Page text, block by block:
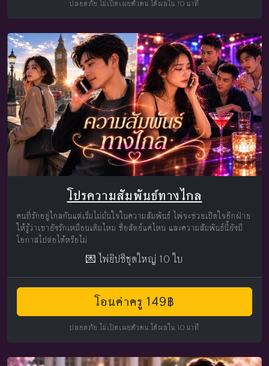
ปลอดภัย ไม่เปิดเผยตัวตน ได้ผลใน 10 นาที
โปรความสัมพันธ์ทางไกล
คนที่รักอยู่ไกลกันแต่เริ่มไม่มั่นใจในความสัมพันธ์ ไพ่จะช่วยเปิดใจอีกฝ่าย
ให้รู้ว่าเขายังรักเหมือนเดิมไหม ซื่อสัตย์แค่ไหน และความสัมพันธ์นี้ยังมี
โอกาสไปต่อได้หรือไม่
💌 ไพ่ยิปซีชุดใหญ่ 10 ใบ
โอนค่าครู 149฿
ปลอดภัย ไม่เปิดเผยตัวตน ได้ผลใน 10 นาที